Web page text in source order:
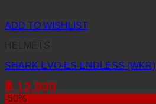
ADD TO WISHLIST
SHARK EVO-ES ENDLESS (WKR)
฿ 12,900
-50%